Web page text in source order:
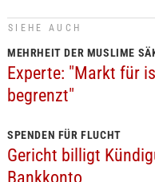
SIEHE AUCH
MEHRHEIT DER MUSLIME
Experte: "Markt für
begrenzt"
SPENDEN FÜR FLUCHT
Gericht billigt
Bankkonto